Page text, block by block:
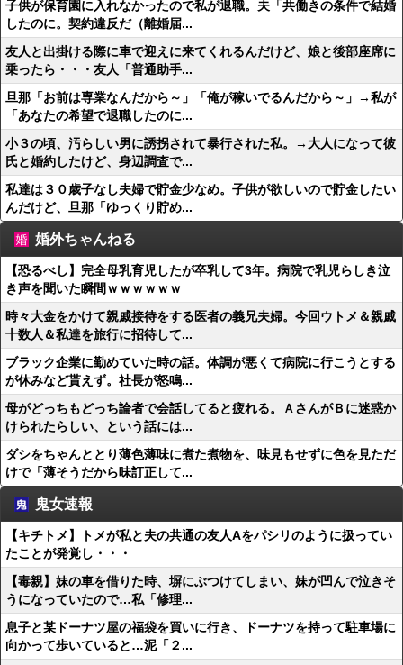
子供が保育園に入れなかったので私が退職。夫「共働きの条件で結婚
したのに。契約違反だ（離婚届...
友人と出掛ける際に車で迎えに来てくれるんだけど、娘と後部座席に
乗ったら・・・友人「普通助手...
旦那「お前は専業なんだから～」「俺が稼いでるんだから～」→私が
「あなたの希望で退職したのに...
小３の頃、汚らしい男に誘拐されて暴行された私。→大人になって彼
氏と婚約したけど、身辺調査で...
私達は３０歳子なし夫婦で貯金少なめ。子供が欲しいので貯金したい
んだけど、旦那「ゆっくり貯め...
婚外ちゃんねる
【恐るべし】完全母乳育児したが卒乳して3年。病院で乳児らしき泣
き声を聞いた瞬間ｗｗｗｗｗｗ
時々大金をかけて親戚接待をする医者の義兄夫婦。今回ウトメ＆親戚
十数人＆私達を旅行に招待して...
ブラック企業に勤めていた時の話。体調が悪くて病院に行こうとする
が休みなど貰えず。社長が怒鳴...
母がどっちもどっち論者で会話してると疲れる。ＡさんがＢに迷惑か
けられたらしい、という話には...
ダシをちゃんととり薄色薄味に煮た煮物を、味見もせずに色を見ただ
けで「薄そうだから味訂正して...
鬼女速報
【キチトメ】トメが私と夫の共通の友人Aをパシリのように扱ってい
たことが発覚し・・・
【毒親】妹の車を借りた時、塀にぶつけてしまい、妹が凹んで泣きそ
うになっていたので…私「修理...
息子と某ドーナツ屋の福袋を買いに行き、ドーナツを持って駐車場に
向かって歩いていると…泥「２...